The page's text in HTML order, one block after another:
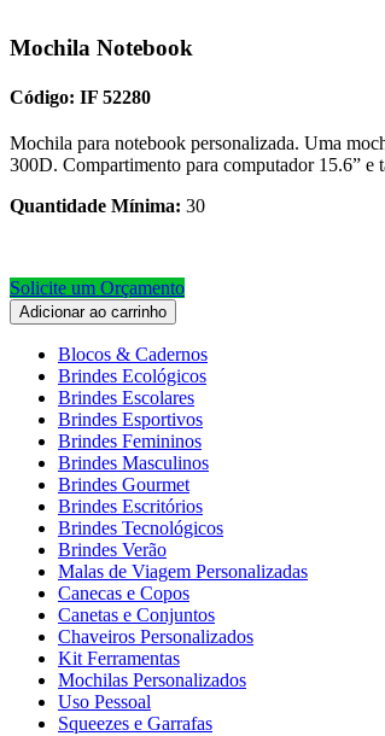
Mochila Notebook
Código: IF 52280
Mochila para notebook personalizada. Uma
300D. Compartimento para computador 15.6” e
Quantidade Mínima: 30
Solicite um Orçamento
Adicionar ao carrinho
Blocos & Cadernos
Brindes Ecológicos
Brindes Escolares
Brindes Esportivos
Brindes Femininos
Brindes Masculinos
Brindes Gourmet
Brindes Escritórios
Brindes Tecnológicos
Brindes Verão
Malas de Viagem Personalizadas
Canecas e Copos
Canetas e Conjuntos
Chaveiros Personalizados
Kit Ferramentas
Mochilas Personalizados
Uso Pessoal
Squeezes e Garrafas